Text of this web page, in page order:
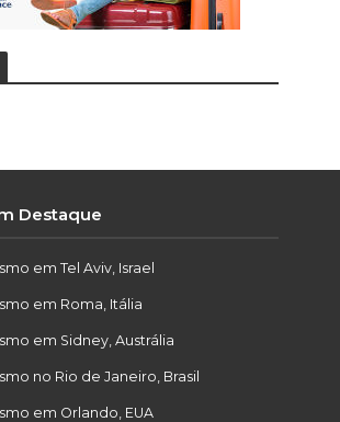
Destaque
em Tel Aviv, Israel
em Roma, Itália
em Sidney, Austrália
no Rio de Janeiro, Brasil
em Orlando, EUA